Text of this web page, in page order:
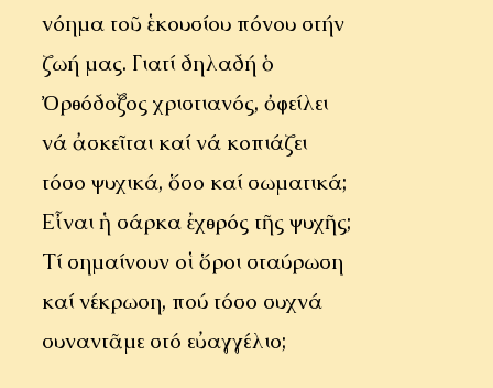
νόημα τοῦ ἑκουσίου πόνου στήν
ζωή μας. Γιατί δηλαδή ὁ
Ὀρθόδοξος χριστιανός, ὀφείλει
νά ἀσκεῖται καί νά κοπιάζει
τόσο ψυχικά, ὅσο καί σωματικά;
Εἶναι ἡ σάρκα ἐχθρός τῆς ψυχῆς;
Τί σημαίνουν οἱ ὅροι σταύρωση
καί νέκρωση, πού τόσο συχνά
συναντᾶμε στό εὐαγγέλιο;